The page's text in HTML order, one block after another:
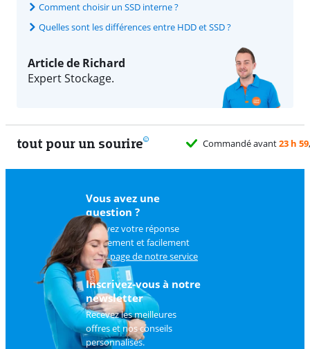
Comment choisir un SSD interne ?
Quelles sont les différences entre HDD et SSD ?
Article de Richard
Expert Stockage.
tout pour un sourire 11
Vous avez une
question ?
Trouvez votre réponse
rapidement et facilement
surla page de notre service
client.
Inscrivez-vous à notre
newsletter
Recevez les meilleures
offres et nos conseils
personnalisés.